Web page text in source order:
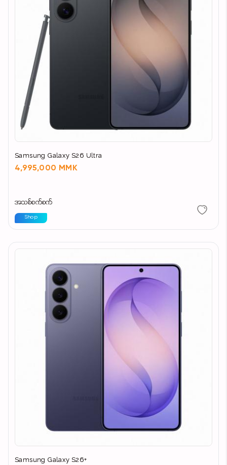
Samsung Galaxy S26 Ultra
4,995,000 MMK
အသစ်စက်စက်
Shop
Samsung Galaxy S26+